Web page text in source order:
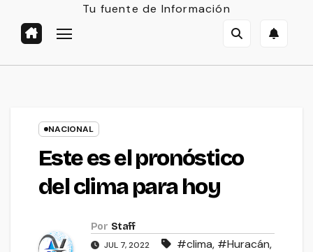
Tu fuente de Información
NACIONAL
Este es el pronóstico
del clima para hoy
Por Staff
JUL 7, 2022 #clima, #Huracán,